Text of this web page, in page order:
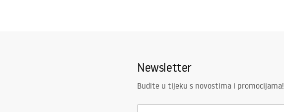
Newsletter
Budite u tijeku s novostima i promocijama!